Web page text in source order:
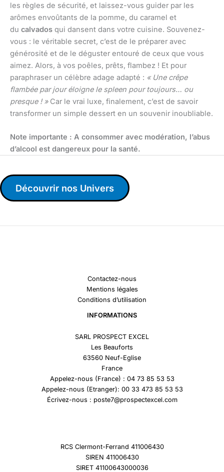
les règles de sécurité, et laissez-vous guider par les
arômes envoûtants de la pomme, du caramel et
du calvados qui dansent dans votre cuisine. Souvenez-
vous : le véritable secret, c’est de le préparer avec
générosité et de le déguster entouré de ceux que vous
aimez. Alors, à vos poêles, prêts, flambez ! Et pour
paraphraser un célèbre adage adapté : « Une crêpe
flambée par jour éloigne le spleen pour toujours… ou
presque ! »Car le vrai luxe, finalement, c’est de savoir
transformer un simple dessert en un souvenir inoubliable.
Note importante : A consommer avec modération, l’abus
d’alcool est dangereux pour la santé.
Découvrir nos Univers
Contactez-nous
Mentions légales
Conditions d’utilisation
INFORMATIONS
SARL PROSPECT EXCEL
Les Beauforts
63560 Neuf-Eglise
France
Appelez-nous (France) : 04 73 85 53 53
Appelez-nous (Etranger): 00 33 473 85 53 53
Écrivez-nous : poste7@prospectexcel.com
RCS Clermont-Ferrand 411006430
SIREN 411006430
SIRET 41100643000036